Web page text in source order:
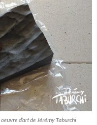
d’art de Jérémy Taburchi